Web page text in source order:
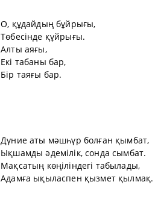
О, құдайдың бұйрығы,
Төбесінде құйрығы.
Алты аяғы,
Екі табаны бар,
Бір таяғы бар.
Дүние аты мәшһүр болған қымбат,
Ықшамды әдемілік, сонда сымбат.
Мақсатың көңіліндегі табылады,
Адамға ықыласпен қызмет қылмақ.